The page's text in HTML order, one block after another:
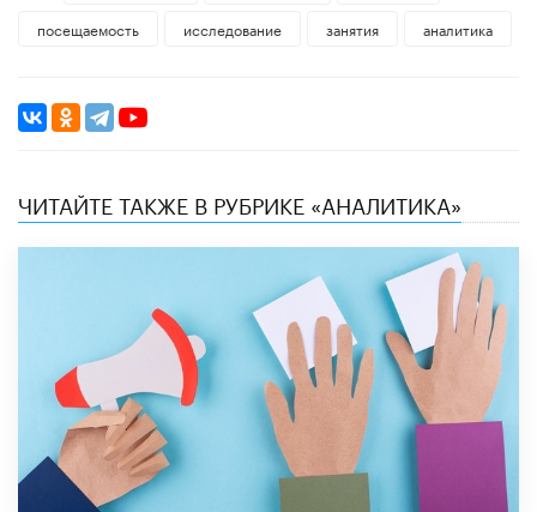
посещаемость
исследование занятия аналитика
ЧИТАЙТЕ ТАКЖЕ В РУБРИКЕ «АНАЛИТИКА»